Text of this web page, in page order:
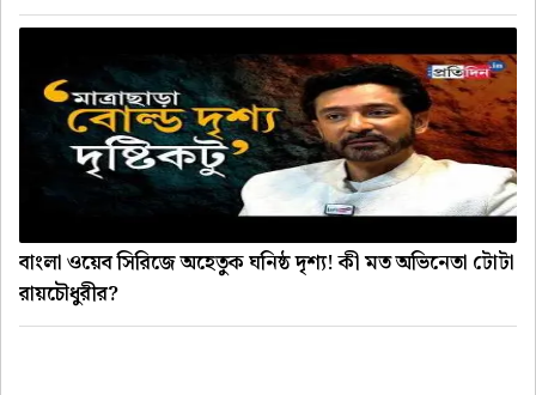
বাংলা ওয়েব সিরিজে অহেতুক ঘনিষ্ঠ দৃশ্য! কী মত অভিনেতা টোটা
রায়চৌধুরীর?